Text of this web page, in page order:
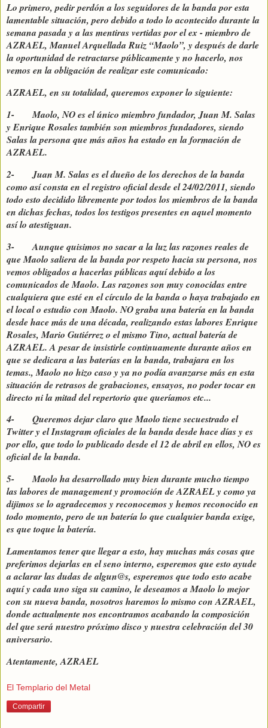
Lo primero, pedir perdón a los seguidores de la banda por esta
lamentable situación, pero debido a todo lo acontecido durante la
semana pasada y a las mentiras vertidas por el ex - miembro de
AZRAEL, Manuel Arquellada Ruiz “Maolo”, y después de darle
la oportunidad de retractarse públicamente y no hacerlo, nos
vemos en la obligación de realizar este comunicado:
AZRAEL, en su totalidad, queremos exponer lo siguiente:
1- Maolo, NO es el único miembro fundador, Juan M. Salas
y Enrique Rosales también son miembros fundadores, siendo
Salas la persona que más años ha estado en la formación de
AZRAEL.
2- Juan M. Salas es el dueño de los derechos de la banda
como así consta en el registro oficial desde el 24/02/2011, siendo
todo esto decidido libremente por todos los miembros de la banda
en dichas fechas, todos los testigos presentes en aquel momento
así lo atestiguan.
3- Aunque quisimos no sacar a la luz las razones reales de
que Maolo saliera de la banda por respeto hacia su persona, nos
vemos obligados a hacerlas públicas aquí debido a los
comunicados de Maolo. Las razones son muy conocidas entre
cualquiera que esté en el círculo de la banda o haya trabajado en
el local o estudio con Maolo. NO graba una batería en la banda
desde hace más de una década, realizando estas labores Enrique
Rosales, Mario Gutiérrez o el mismo Tino, actual batería de
AZRAEL. A pesar de insistirle continuamente durante años en
que se dedicara a las baterías en la banda, trabajara en los
temas., Maolo no hizo caso y ya no podía avanzarse más en esta
situación de retrasos de grabaciones, ensayos, no poder tocar en
directo ni la mitad del repertorio que queríamos etc...
4- Queremos dejar claro que Maolo tiene secuestrado el
Twitter y el Instagram oficiales de la banda desde hace días y es
por ello, que todo lo publicado desde el 12 de abril en ellos, NO es
oficial de la banda.
5- Maolo ha desarrollado muy bien durante mucho tiempo
las labores de management y promoción de AZRAEL y como ya
dijimos se lo agradecemos y reconocemos y hemos reconocido en
todo momento, pero de un batería lo que cualquier banda exige,
es que toque la batería.
Lamentamos tener que llegar a esto, hay muchas más cosas que
preferimos dejarlas en el seno interno, esperemos que esto ayude
a aclarar las dudas de algun@s, esperemos que todo esto acabe
aquí y cada uno siga su camino, le deseamos a Maolo lo mejor
con su nueva banda, nosotros haremos lo mismo con AZRAEL,
donde actualmente nos encontramos acabando la composición
del que será nuestro próximo disco y nuestra celebración del 30
aniversario.
Atentamente, AZRAEL
El Templario del Metal
Compartir